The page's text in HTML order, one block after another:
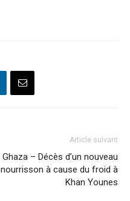
Article suivant
Ghaza – Décès d’un nouveau
nourrisson à cause du froid à
Khan Younes